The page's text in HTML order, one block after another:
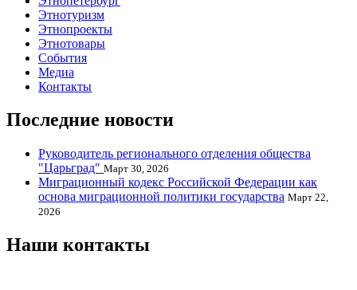
Этнотуризм
Этнопроекты
Этнотовары
События
Медиа
Контакты
Последние новости
Руководитель регионального отделения общества
"Царьград" Март 30, 2026
Миграционный кодекс Российской Федерации как
основа миграционной политики государства Март 22,
2026
Наши контакты